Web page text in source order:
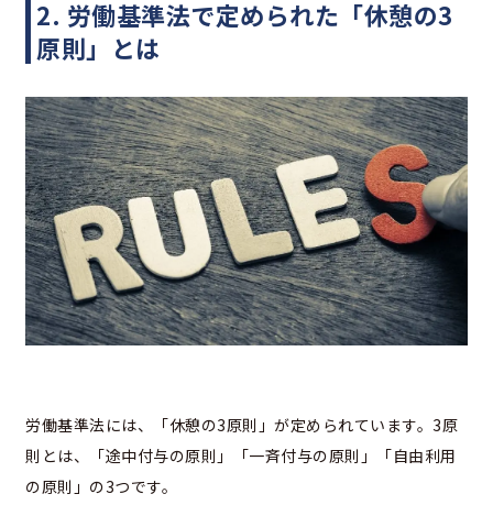
2. 労働基準法で定められた「休憩の3
原則」とは
労働基準法には、「休憩の3原則」が定められています。3原
則とは、「途中付与の原則」「一斉付与の原則」「自由利用
の原則」の3つです。